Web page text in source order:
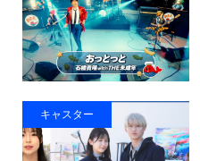
キャスター